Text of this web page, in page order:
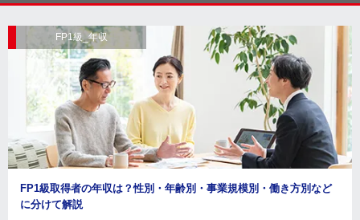
FP1級_年収
FP1級取得者の年収は？性別・年齢別・事業規模別・働き方別など
に分けて解説